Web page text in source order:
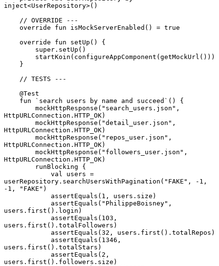
inject<UserRepository>()
    // OVERRIDE ---
    override fun isMockServerEnabled() = true
    override fun setUp() {
        super.setUp()
        startKoin(configureAppComponent(getMockUrl()))
    }
    // TESTS ---
    @Test
    fun `search users by name and succeed`() {
HttpURLConnection.HTTP_OK)
HttpURLConnection.HTTP_OK)
HttpURLConnection.HTTP_OK)
HttpURLConnection.HTTP_OK)
        runBlocking {
userRepository.searchUsersWithPagination("FAKE", -1,
-1, "FAKE")
            assertEquals(1, users.size)
users.first().login)
users.first().totalFollowers)
            assertEquals(32, users.first().totalRepos)
users.first().totalStars)
users.first().followers.size)